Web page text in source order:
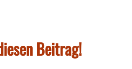
Beitrag!